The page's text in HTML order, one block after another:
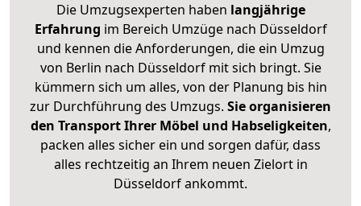
Die Umzugsexperten haben langjährige
Erfahrung im Bereich Umzüge nach Düsseldorf
und kennen die Anforderungen, die ein Umzug
von Berlin nach Düsseldorf mit sich bringt. Sie
kümmern sich um alles, von der Planung bis hin
zur Durchführung des Umzugs. Sie organisieren
den Transport Ihrer Möbel und Habseligkeiten,
packen alles sicher ein und sorgen dafür, dass
alles rechtzeitig an Ihrem neuen Zielort in
Düsseldorf ankommt.